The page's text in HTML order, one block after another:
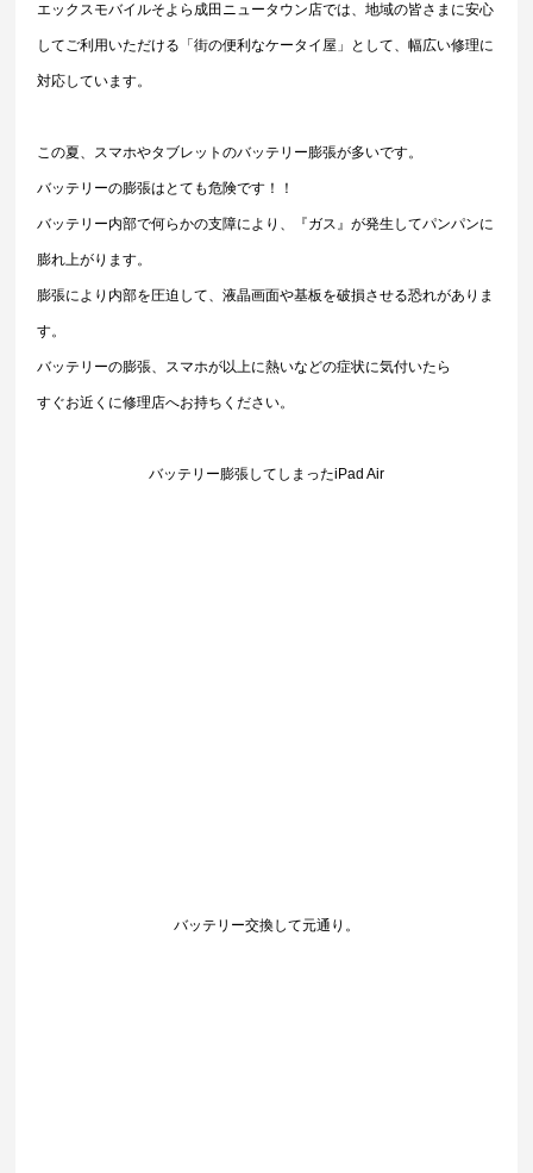
エックスモバイルそよら成田ニュータウン店では、地域の皆さまに安心
してご利用いただける「街の便利なケータイ屋」として、幅広い修理に
対応しています。
この夏、スマホやタブレットのバッテリー膨張が多いです。
バッテリーの膨張はとても危険です！！
バッテリー内部で何らかの支障により、『ガス』が発生してパンパンに
膨れ上がります。
膨張により内部を圧迫して、液晶画面や基板を破損させる恐れがありま
す。
バッテリーの膨張、スマホが以上に熱いなどの症状に気付いたら
すぐお近くに修理店へお持ちください。
バッテリー膨張してしまったiPad Air
バッテリー交換して元通り。